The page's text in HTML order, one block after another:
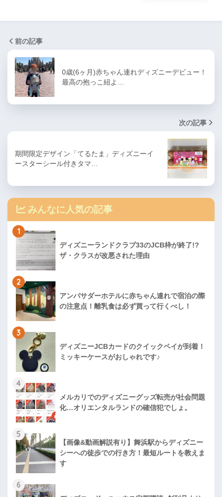
前の記事
0歳(6ヶ月)赤ちゃん連れディズニーデビュー！
最高の抱っこ紐よ…
次の記事
期間限定デザイン「てるたま」ディズニーイ
ースターシール付きタマ…
みんなに人気の記事
1
ディズニーランドクラブ33のJCB枠が終了!?
ザ・クラスが改悪された理由
2
アンバサダーホテルに赤ちゃん連れで宿泊の際
の注意点！離乳食は必ず買って行くべし！
3
ディズニーJCBカードのクイックペイが到着！
ミッキーケースがおしゃれです♪
4
メルカリでのディズニーグッズ転売が社会問題
化…オリエンタルランドの確信犯でしょ。
5
【画像&動画解説有り】舞浜駅からディズニー
シーへの徒歩での行き方！最短ルートを教えま
す
6